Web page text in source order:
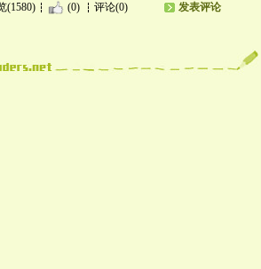
(1580) (0) 评论(0) 发表评论